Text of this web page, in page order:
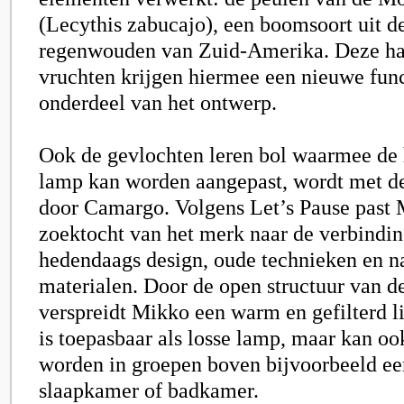
(Lecythis zabucajo), een boomsoort uit
regenwouden van Zuid-Amerika. Deze
vruchten krijgen hiermee een nieuwe
onderdeel van het ontwerp.
Ook de gevlochten leren bol waarmee de
lamp kan worden aangepast, wordt met
door Camargo. Volgens Let’s Pause
zoektocht van het merk naar de
hedendaags design, oude technieken en
materialen. Door de open structuur van
verspreidt Mikko een warm en gefilterd
is toepasbaar als losse lamp, maar kan
worden in groepen boven bijvoorbeeld
slaapkamer of badkamer.